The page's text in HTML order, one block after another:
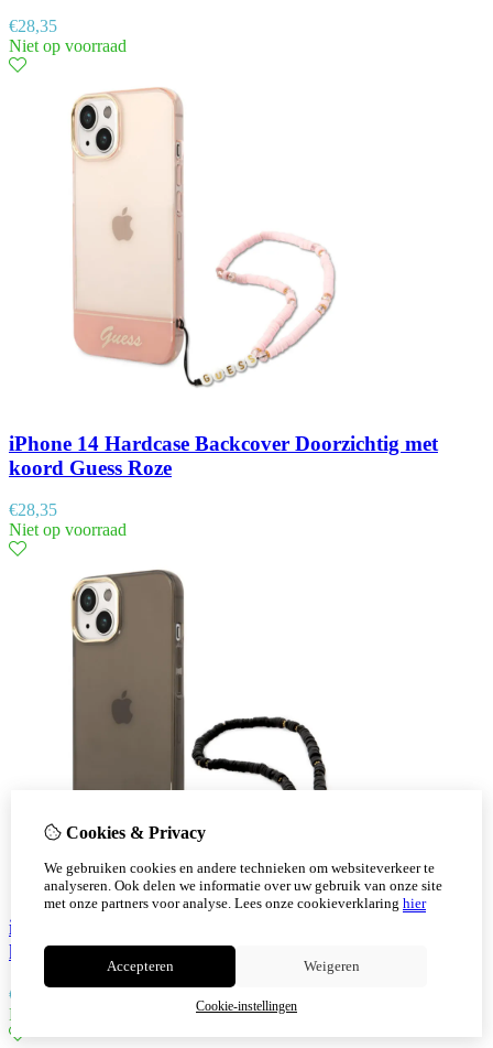
€28,35
Niet op voorraad
iPhone 14 Hardcase Backcover Doorzichtig met
koord Guess Roze
€28,35
Niet op voorraad
iPhone 14 Hardcase Backcover Doorzichtig met
koord Guess Zwart
€
Niet op voorraad
Cookies & Privacy
We gebruiken cookies en andere technieken om websiteverkeer te
analyseren. Ook delen we informatie over uw gebruik van onze site
met onze partners voor analyse. Lees onze cookieverklaring hier
Accepteren Weigeren
Cookie-instellingen